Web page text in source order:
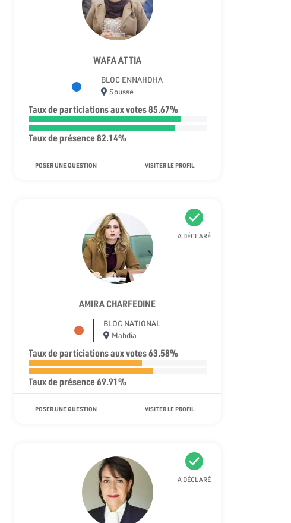
WAFA ATTIA
BLOC ENNAHDHA
Sousse
Taux de particiations aux votes 85.67%
Taux de présence 82.14%
POSER UNE QUESTION VISITER LE PROFIL
A DÉCLARÉ
AMIRA CHARFEDINE
BLOC NATIONAL
Mahdia
Taux de particiations aux votes 63.58%
Taux de présence 69.91%
POSER UNE QUESTION VISITER LE PROFIL
A DÉCLARÉ